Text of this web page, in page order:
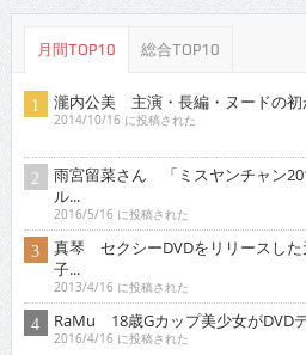
月間TOP10 総合TOP10
瀧内公美 主演・長編・ヌードの初
2014/10/16 に投稿された
雨宮留菜さん 「ミスヤンチャン
ル...
2016/5/16 に投稿された
真琴 セクシーDVDをリリースした
子...
2013/4/16 に投稿された
RaMu 18歳Gカップ美少女がDVD
2016/4/16 に投稿された